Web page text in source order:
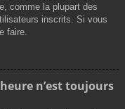
comme la plupart des
inscrits. Si vous
faire.
n’est toujours